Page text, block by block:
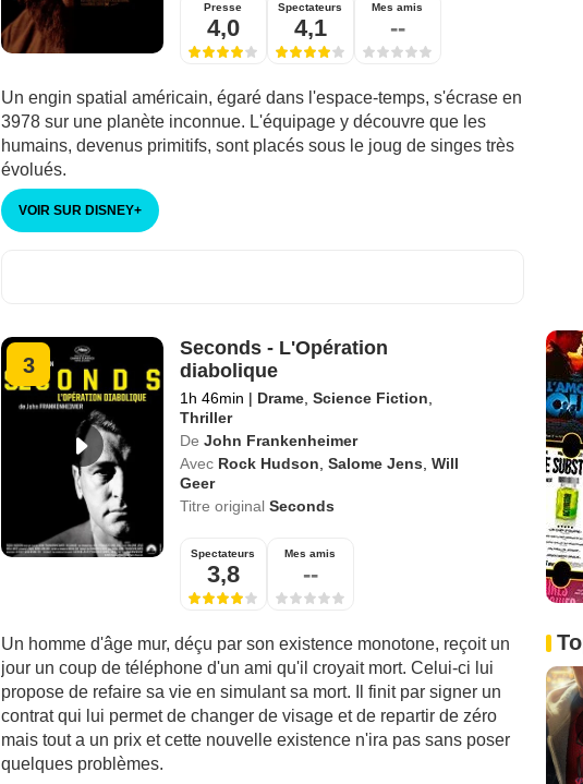
Presse
4,0
Spectateurs
4,1
Mes amis
--
Un engin spatial américain, égaré dans l'espace-temps, s'écrase en
3978 sur une planète inconnue. L'équipage y découvre que les
humains, devenus primitifs, sont placés sous le joug de singes très
évolués.
VOIR SUR DISNEY+
3
Seconds - L'Opération
diabolique
1h 46min | Drame, Science Fiction
Thriller
De John Frankenheimer
Avec Rock Hudson Salome Jens Will
Geer
Titre original Seconds
Spectateurs
3,8
Mes amis
--
Un homme d'âge mur, déçu par son existence monotone, reçoit un
jour un coup de téléphone d'un ami qu'il croyait mort. Celui-ci lui
propose de refaire sa vie en simulant sa mort. Il finit par signer un
contrat qui lui permet de changer de visage et de repartir de zéro
mais tout a un prix et cette nouvelle existence n'ira pas sans poser
quelques problèmes.